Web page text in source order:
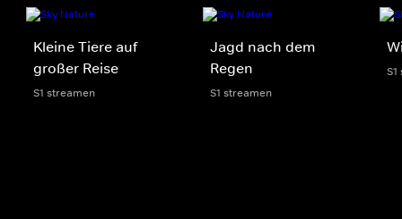
Kleine Tiere auf
großer Reise
S1 streamen
Jagd nach dem
Regen
S1 streamen